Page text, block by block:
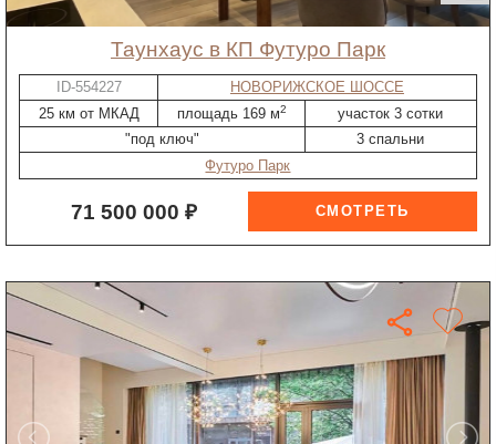
таунхаус в КП Футуро Парк
ID-554227
НОВОРИЖСКОЕ ШОССЕ
25 км от МКАД
площадь 169 м2
участок 3 сотки
"под ключ"
3 спальни
Футуро Парк
71 500 000 ₽